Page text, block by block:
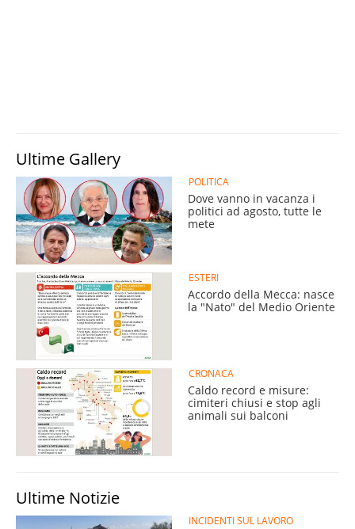
Ultime Gallery
POLITICA
Dove vanno in vacanza i
politici ad agosto, tutte le
mete
ESTERI
Accordo della Mecca: nasce
la "Nato" del Medio Oriente
CRONACA
Caldo record e misure:
cimiteri chiusi e stop agli
animali sui balconi
Ultime Notizie
INCIDENTI SUL LAVORO